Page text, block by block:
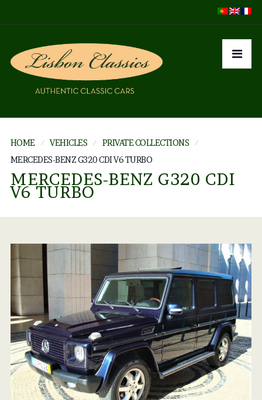
HOME VEHICLES
PRIVATE COLLECTIONS
MERCEDES-BENZ G320 CDI V6 TURBO
MERCEDES-BENZ G320 CDI
V6 TURBO